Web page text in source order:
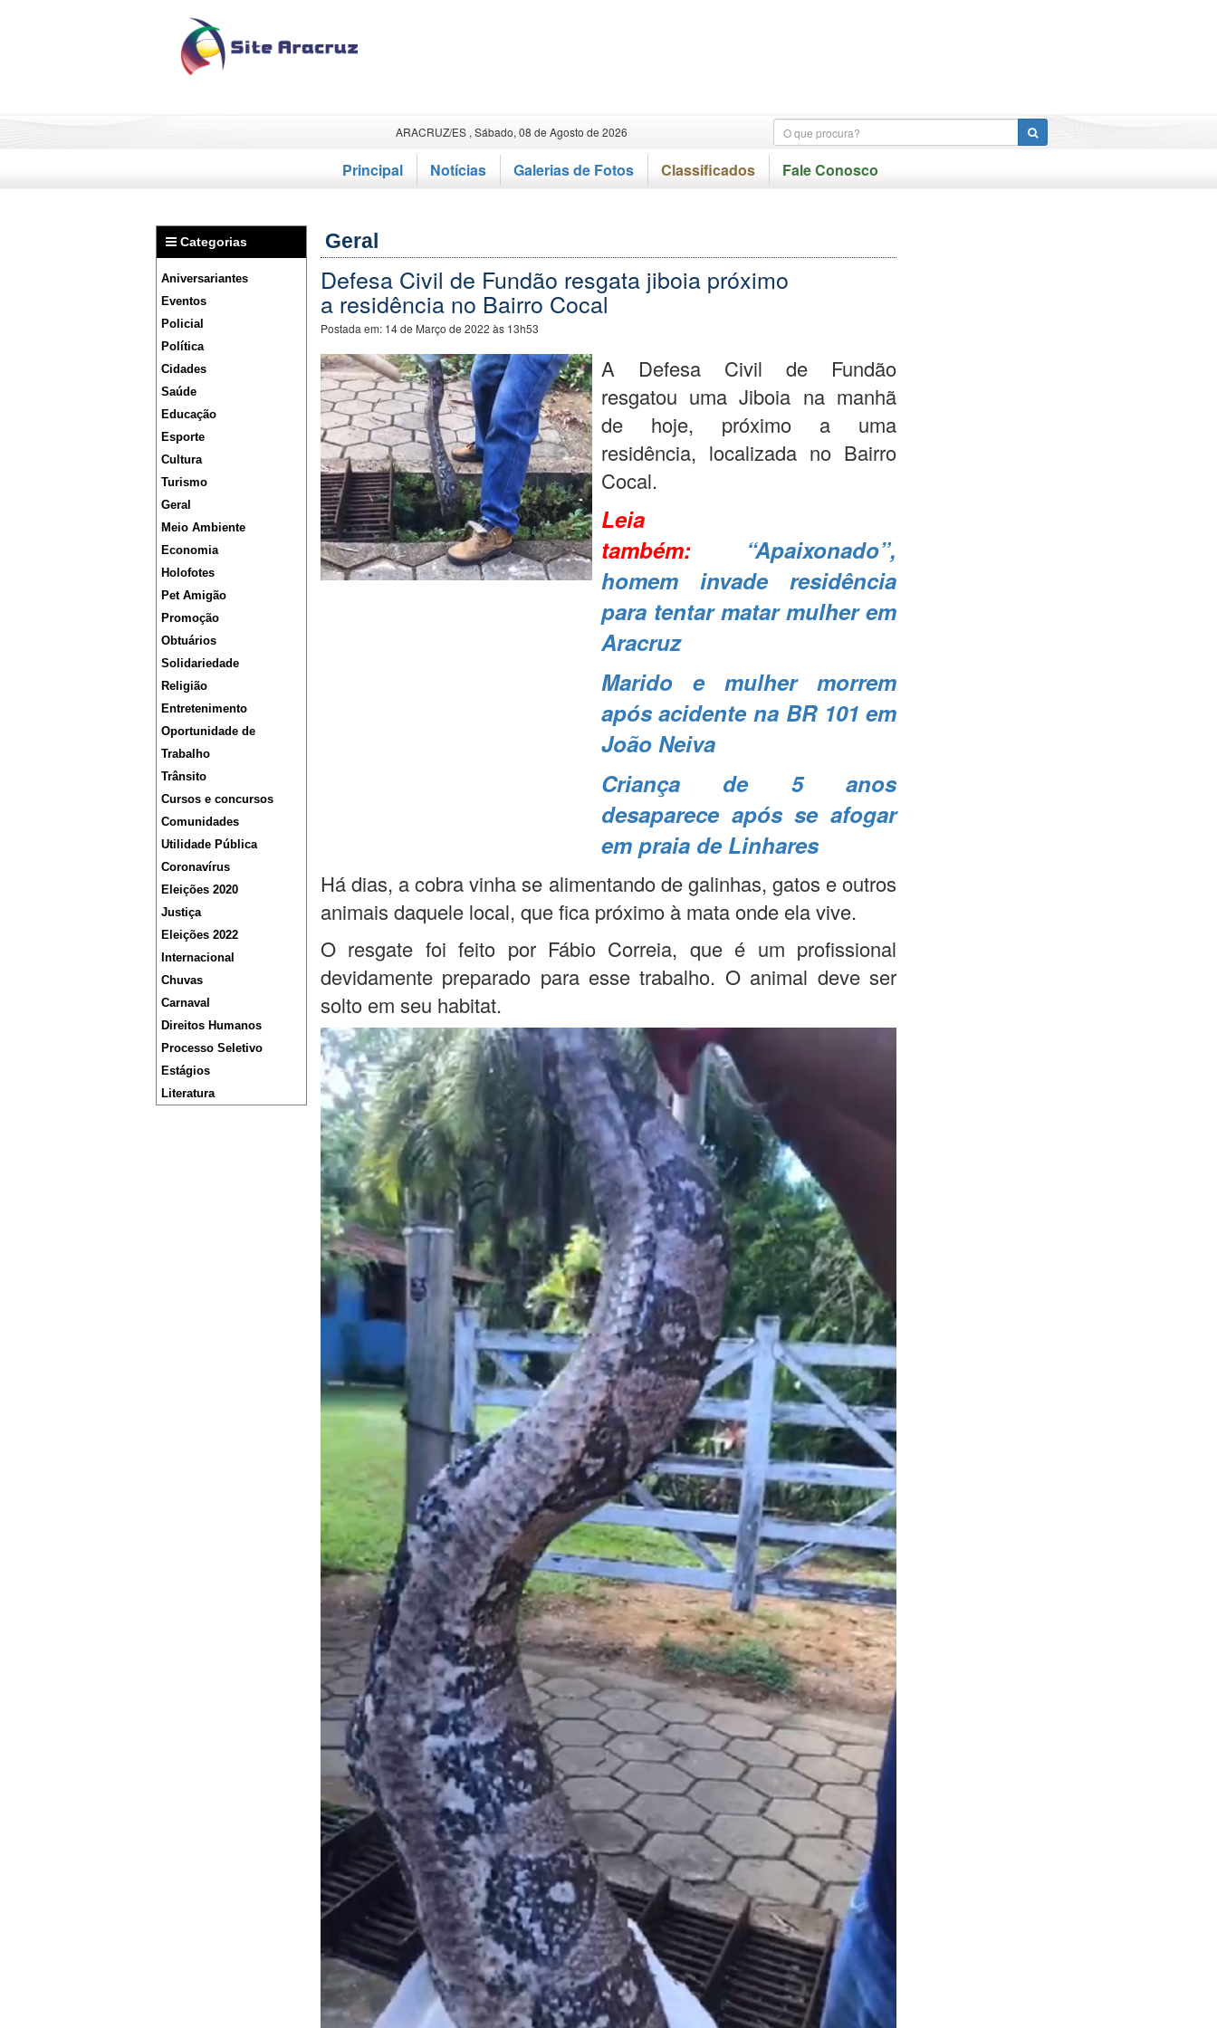
ARACRUZ/ES , Sábado, 08 de Agosto de 2026
Principal Notícias Galerias de Fotos Classificados Fale Conosco
Categorias
Aniversariantes
Eventos
Policial
Política
Cidades
Saúde
Educação
Esporte
Cultura
Turismo
Geral
Meio Ambiente
Economia
Holofotes
Pet Amigão
Promoção
Obtuários
Solidariedade
Religião
Entretenimento
Oportunidade de
Trabalho
Trânsito
Cursos e concursos
Comunidades
Utilidade Pública
Coronavírus
Eleições 2020
Justiça
Eleições 2022
Internacional
Chuvas
Carnaval
Direitos Humanos
Processo Seletivo
Estágios
Literatura
Geral
Defesa Civil de Fundão resgata jiboia próximo
a residência no Bairro Cocal
Postada em: 14 de Março de 2022 às 13h53
A Defesa Civil de Fundão
resgatou uma Jiboia na manhã
de hoje, próximo a uma
residência, localizada no Bairro
Cocal.
Leia
também: “Apaixonado”,
homem invade residência
para tentar matar mulher em
Aracruz
Marido e mulher morrem
após acidente na BR 101 em
João Neiva
Criança de 5 anos
desaparece após se afogar
em praia de Linhares
Há dias, a cobra vinha se alimentando de galinhas, gatos e outros
animais daquele local, que fica próximo à mata onde ela vive.
O resgate foi feito por Fábio Correia, que é um profissional
devidamente preparado para esse trabalho. O animal deve ser
solto em seu habitat.